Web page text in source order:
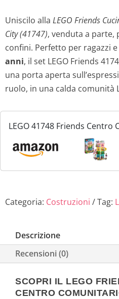
Uniscilo alla LEGO Friends
City (41747), venduta a parte,
confini. Perfetto per ragazzi
anni, il set LEGO Friends
una porta aperta
ruolo, in una calda comunità
LEGO 41748 Friends
City, Set Modular Building,
Bambini e Bambine con
Categoria: Costruzioni Tag:
Descrizione
Recensioni (0)
SCOPRI IL LEGO
CENTRO